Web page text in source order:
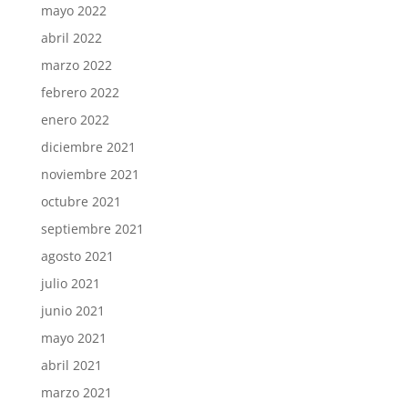
mayo 2022
abril 2022
marzo 2022
febrero 2022
enero 2022
diciembre 2021
noviembre 2021
octubre 2021
septiembre 2021
agosto 2021
julio 2021
junio 2021
mayo 2021
abril 2021
marzo 2021